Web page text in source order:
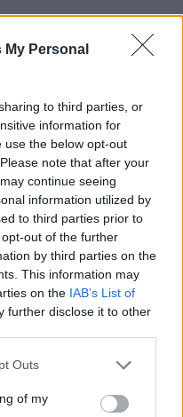
Personal
to third parties, or
information for
use the below opt-out
note that after your
continue seeing
information utilized by
to third parties prior to
out of the further
by third parties on the
This information may
on the IAB’s List of
further disclose it to other
Outs
of my
καταγγέλλει
για σεξουαλική
επί χρόνια
ΣΉΜΕΡΑ
όταν ο
Αστυνομικό Τμήμα
8 Αυγούστου - δικογραφία